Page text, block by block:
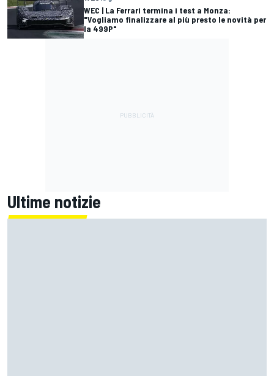
WEC | La Ferrari termina i test a Monza:
"Vogliamo finalizzare al più presto le novità per
la 499P"
Ultime notizie